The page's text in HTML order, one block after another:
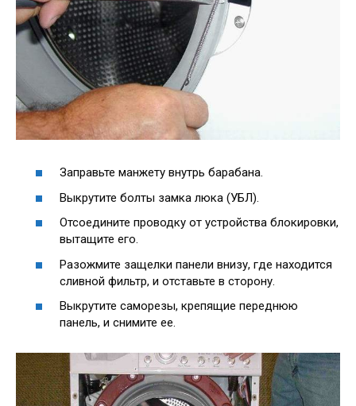
Заправьте манжету внутрь барабана.
Выкрутите болты замка люка (УБЛ).
Отсоедините проводку от устройства блокировки,
вытащите его.
Разожмите защелки панели внизу, где находится
сливной фильтр, и отставьте в сторону.
Выкрутите саморезы, крепящие переднюю
панель, и снимите ее.